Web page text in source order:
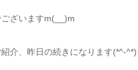
ざいますm(__)m
介、昨日の続きになります(*^-^*)